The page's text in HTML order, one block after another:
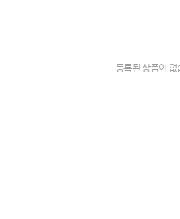
등록된 상품이 없